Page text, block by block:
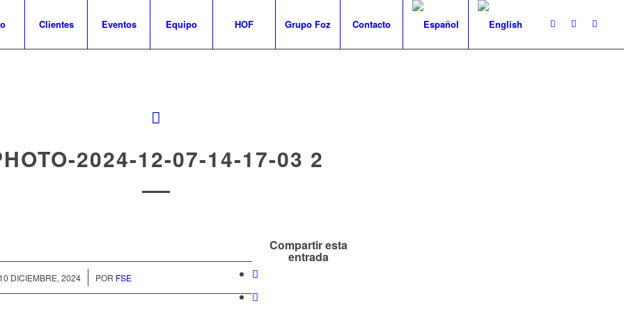
Clientes Eventos Equipo HOF Grupo Foz Contacto
2024-12-07-14-17-03 2
DICIEMBRE, 2024
/ POR FSE
Compartir esta
entrada